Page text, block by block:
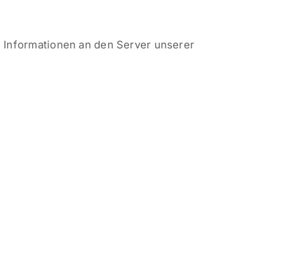
an den Server unserer